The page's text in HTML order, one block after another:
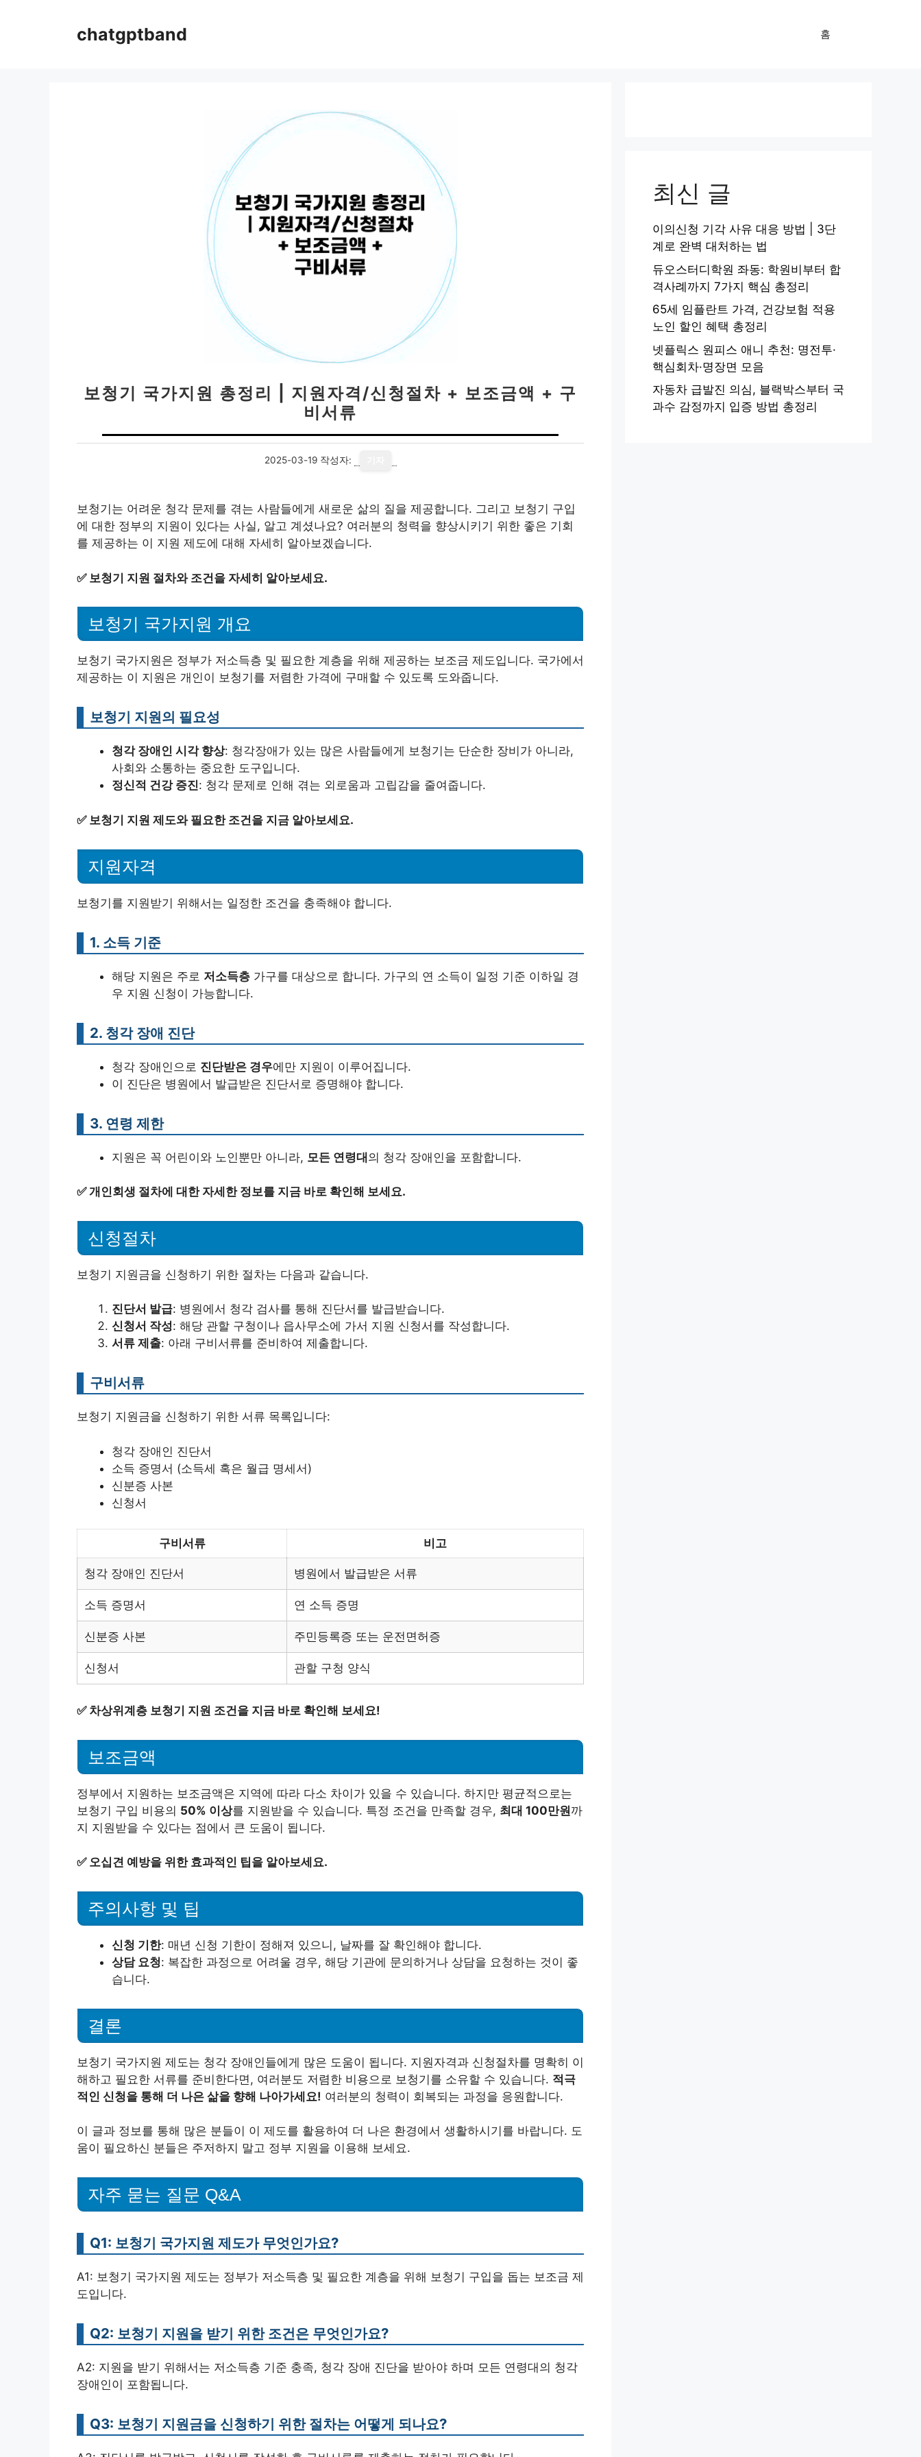
chatgptband 홈
보청기 국가지원 총정리 | 지원자격/신청절차 + 보조금액 + 구
비서류
2025-03-19 작성자:
보청기는 어려운 청각 문제를 겪는 사람들에게 새로운 삶의 질을 제공합니다. 그리고 보청기 구입
에 대한 정부의 지원이 있다는 사실, 알고 계셨나요? 여러분의 청력을 향상시키기 위한 좋은 기회
를 제공하는 이 지원 제도에 대해 자세히 알아보겠습니다.
✅ 보청기 지원 절차와 조건을 자세히 알아보세요.
보청기 국가지원 개요
보청기 국가지원은 정부가 저소득층 및 필요한 계층을 위해 제공하는 보조금 제도입니다. 국가에서
제공하는 이 지원은 개인이 보청기를 저렴한 가격에 구매할 수 있도록 도와줍니다.
보청기 지원의 필요성
청각 장애인 시각 향상: 청각장애가 있는 많은 사람들에게 보청기는 단순한 장비가 아니라,
사회와 소통하는 중요한 도구입니다.
정신적 건강 증진: 청각 문제로 인해 겪는 외로움과 고립감을 줄여줍니다.
✅ 보청기 지원 제도와 필요한 조건을 지금 알아보세요.
지원자격
보청기를 지원받기 위해서는 일정한 조건을 충족해야 합니다.
1. 소득 기준
해당 지원은 주로 저소득층 가구를 대상으로 합니다. 가구의 연 소득이 일정 기준 이하일 경
우 지원 신청이 가능합니다.
2. 청각 장애 진단
청각 장애인으로 진단받은 경우에만 지원이 이루어집니다.
이 진단은 병원에서 발급받은 진단서로 증명해야 합니다.
3. 연령 제한
지원은 꼭 어린이와 노인뿐만 아니라, 모든 연령대의 청각 장애인을 포함합니다.
✅개인회생 절차에 대한 자세한 정보를 지금 바로 확인해 보세요.
신청절차
보청기 지원금을 신청하기 위한 절차는 다음과 같습니다.
진단서 발급: 병원에서 청각 검사를 통해 진단서를 발급받습니다.
신청서 작성: 해당 관할 구청이나 읍사무소에 가서 지원 신청서를 작성합니다.
서류 제출: 아래 구비서류를 준비하여 제출합니다.
구비서류
보청기 지원금을 신청하기 위한 서류 목록입니다:
청각 장애인 진단서
소득 증명서 (소득세 혹은 월급 명세서)
신분증 사본
신청서
구비서류 비고
청각 장애인 진단서 병원에서 발급받은 서류
소득 증명서 연 소득 증명
신분증 사본 주민등록증 또는 운전면허증
신청서 관할 구청 양식
✅ 차상위계층 보청기 지원 조건을 지금 바로 확인해 보세요!
보조금액
정부에서 지원하는 보조금액은 지역에 따라 다소 차이가 있을 수 있습니다. 하지만 평균적으로는
보청기 구입 비용의 50% 이상를 지원받을 수 있습니다. 특정 조건을 만족할 경우, 최대 100만원까
지 지원받을 수 있다는 점에서 큰 도움이 됩니다.
✅ 오십견 예방을 위한 효과적인 팁을 알아보세요.
주의사항 및 팁
신청 기한: 매년 신청 기한이 정해져 있으니, 날짜를 잘 확인해야 합니다.
상담 요청: 복잡한 과정으로 어려울 경우, 해당 기관에 문의하거나 상담을 요청하는 것이 좋
습니다.
결론
보청기 국가지원 제도는 청각 장애인들에게 많은 도움이 됩니다. 지원자격과 신청절차를 명확히 이
해하고 필요한 서류를 준비한다면, 여러분도 저렴한 비용으로 보청기를 소유할 수 있습니다. 적극
적인 신청을 통해 더 나은 삶을 향해 나아가세요! 여러분의 청력이 회복되는 과정을 응원합니다.
이 글과 정보를 통해 많은 분들이 이 제도를 활용하여 더 나은 환경에서 생활하시기를 바랍니다. 도
움이 필요하신 분들은 주저하지 말고 정부 지원을 이용해 보세요.
자주 묻는 질문 Q&A
Q1: 보청기 국가지원 제도가 무엇인가요?
A1: 보청기 국가지원 제도는 정부가 저소득층 및 필요한 계층을 위해 보청기 구입을 돕는 보조금 제
도입니다.
Q2: 보청기 지원을 받기 위한 조건은 무엇인가요?
A2: 지원을 받기 위해서는 저소득층 기준 충족, 청각 장애 진단을 받아야 하며 모든 연령대의 청각
장애인이 포함됩니다.
Q3: 보청기 지원금을 신청하기 위한 절차는 어떻게 되나요?
최신 글
이의신청 기각 사유 대응 방법 | 3단
계로 완벽 대처하는 법
듀오스터디학원 좌동: 학원비부터 합
격사례까지 7가지 핵심 총정리
65세 임플란트 가격, 건강보험 적용
노인 할인 혜택 총정리
넷플릭스 원피스 애니 추천: 명전투·
핵심회차·명장면 모음
자동차 급발진 의심, 블랙박스부터 국
과수 감정까지 입증 방법 총정리